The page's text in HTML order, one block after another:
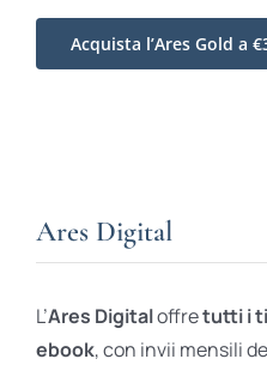
Acquista l’Ares Gold a
Ares Digital
L’Ares Digitaloffretutti i
ebook, con invii mensili